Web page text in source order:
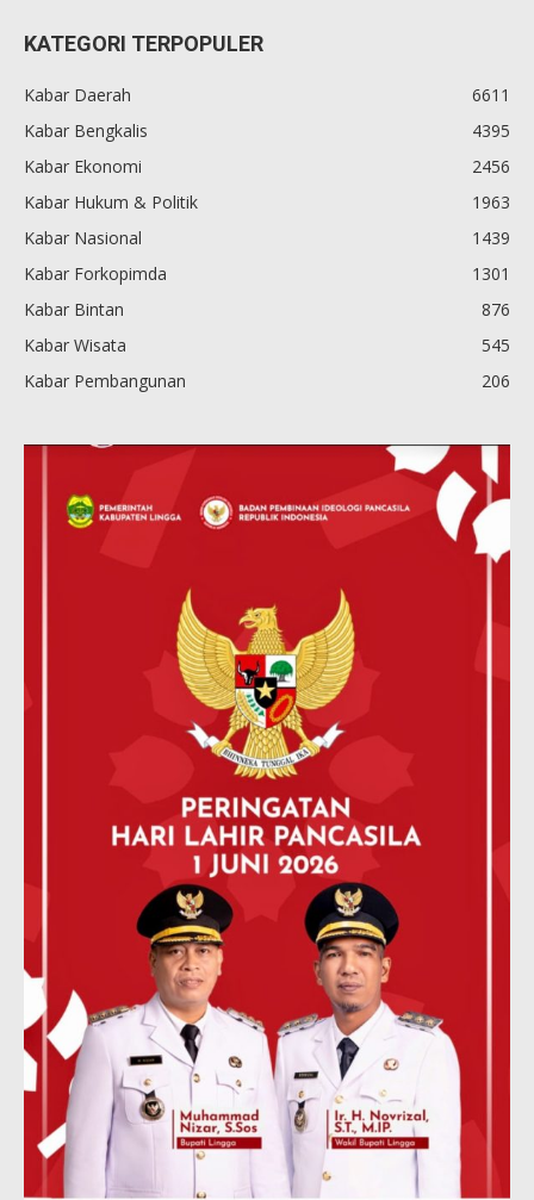
KATEGORI TERPOPULER
Kabar Daerah
6611
Kabar Bengkalis
4395
Kabar Ekonomi
2456
Kabar Hukum & Politik
1963
Kabar Nasional
1439
Kabar Forkopimda
1301
Kabar Bintan
876
Kabar Wisata
545
Kabar Pembangunan
206